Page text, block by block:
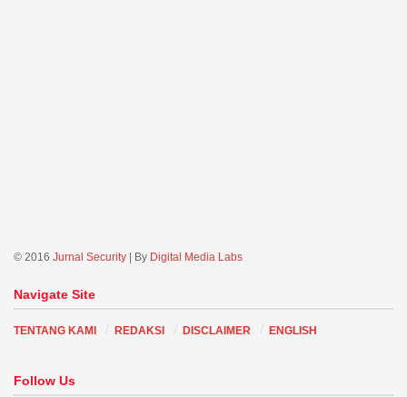
© 2016 Jurnal Security | By Digital Media Labs
Navigate Site
TENTANG KAMI REDAKSI DISCLAIMER ENGLISH
Follow Us